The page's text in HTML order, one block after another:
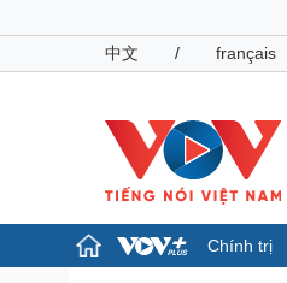
中文
/ français
Chính trị